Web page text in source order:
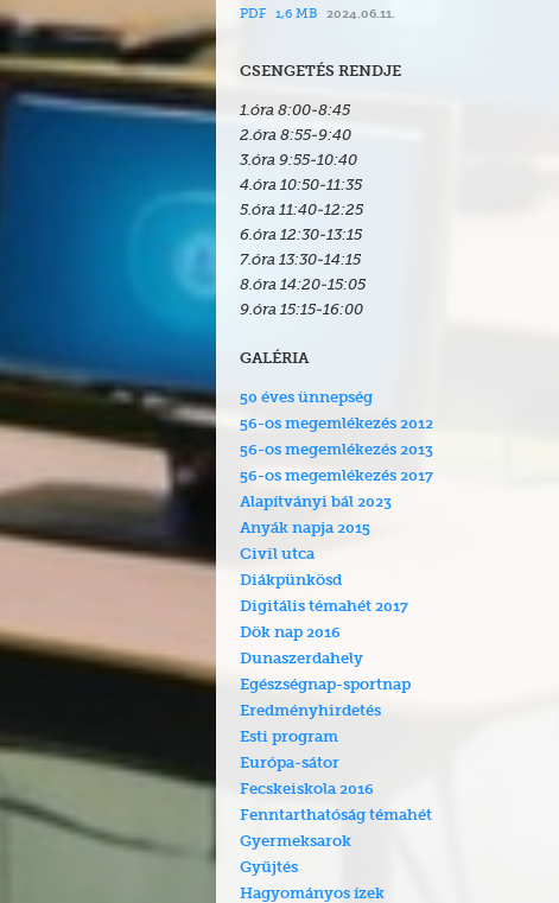
PDF 1,6 MB 2024.06.11.
CSENGETÉS RENDJE
1.óra 8:00-8:45
2.óra 8:55-9:40
3.óra 9:55-10:40
4.óra 10:50-11:35
5.óra 11:40-12:25
6.óra 12:30-13:15
7.óra 13:30-14:15
8.óra 14:20-15:05
9.óra 15:15-16:00
GALÉRIA
50 éves ünnepség
56-os megemlékezés 2012
56-os megemlékezés 2013
56-os megemlékezés 2017
Alapítványi bál 2023
Anyák napja 2015
Civil utca
Diákpünkösd
Digitális témahét 2017
Dök nap 2016
Dunaszerdahely
Egészségnap-sportnap
Eredményhirdetés
Esti program
Európa-sátor
Fecskeiskola 2016
Fenntarthatóság témahét
Gyermeksarok
Gyűjtés
Hagyományos ízek